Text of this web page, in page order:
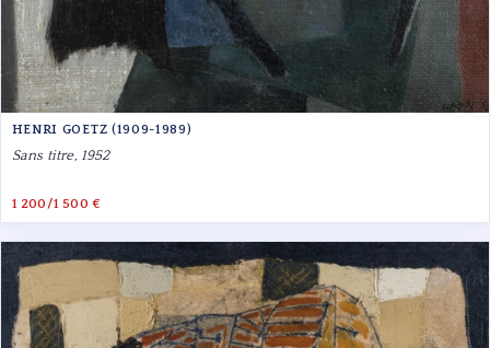
HENRI GOETZ (1909-1989)
Sans titre, 1952
1 200/1 500 €